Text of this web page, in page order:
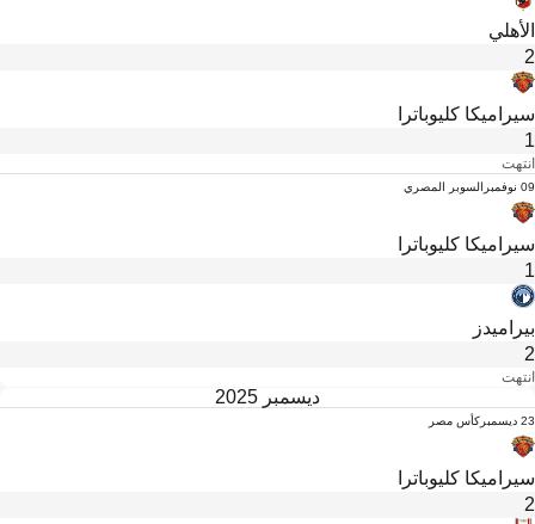
الأهلي
2
سيراميكا كليوباترا
1
انتهت
09 نوفمبر السوبر المصري
سيراميكا كليوباترا
1
بيراميدز
2
انتهت
ديسمبر 2025
23 ديسمبر كأس مصر
سيراميكا كليوباترا
2